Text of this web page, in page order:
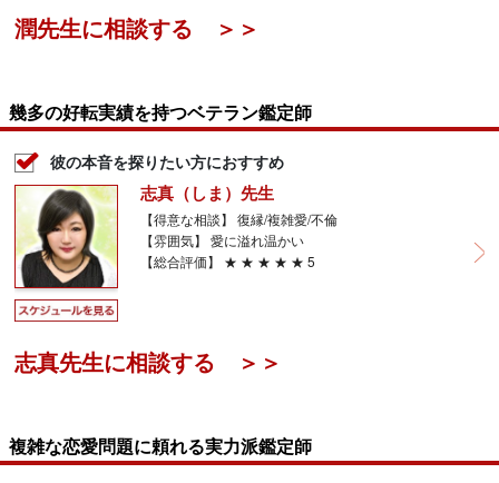
潤先生に相談する ＞＞
幾多の好転実績を持つベテラン鑑定師
彼の本音を探りたい方におすすめ
志真（しま）先生
【得意な相談】 復縁/複雑愛/不倫
【雰囲気】 愛に溢れ温かい
【総合評価】 ★ ★ ★ ★ ★ 5
志真先生に相談する ＞＞
複雑な恋愛問題に頼れる実力派鑑定師